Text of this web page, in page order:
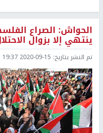
الحواش: الصراع
ينتهي إلا بزوال
تم النشر بتاريخ: 2020-09-15 19:37